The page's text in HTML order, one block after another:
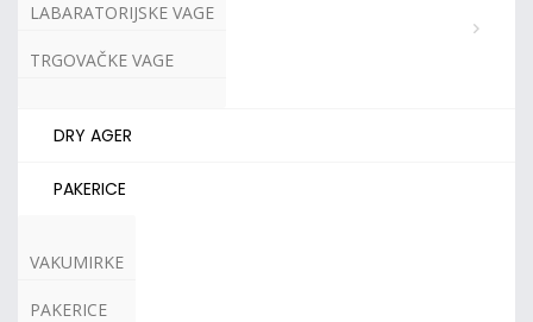
LABARATORIJSKE VAGE
TRGOVAČKE VAGE
DRY AGER
PAKERICE
VAKUMIRKE
PAKERICE